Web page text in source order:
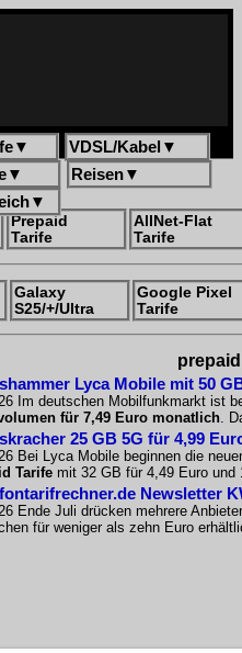
▼ VDSL/Kabel ▼
▼ Reisen▼
▼
Prepaid
Tarife
AllNet-Flat
Tarife
Galaxy
S25/+/Ultra
Google Pixel
Tarife
Lyca Mobile mit 50
Im deutschen Mobilfunkmarkt ist
für 7,49 Euro monatlich.
25 GB 5G für 4,99
Bei Lyca Mobile beginnen die
Tarife mit 32 GB für 4,49 Euro
Newsletter
Ende Juli drücken mehrere
für weniger als zehn Euro